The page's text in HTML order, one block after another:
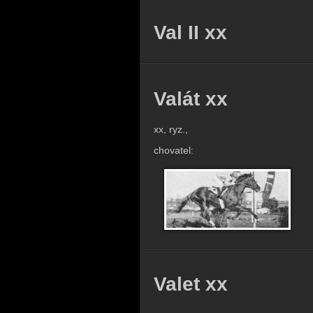
Val II xx
Valát xx
xx, ryz.,
chovatel:
Valet xx